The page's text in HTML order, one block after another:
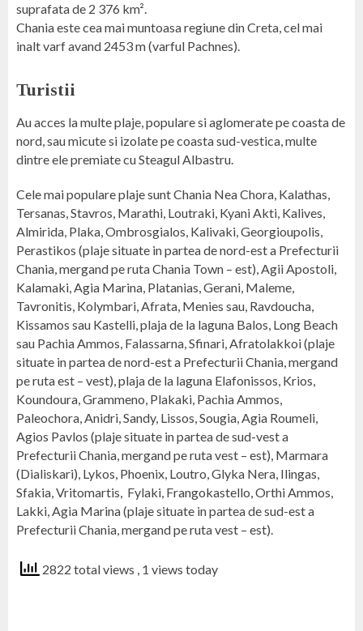
suprafata de 2 376 km².
Chania este cea mai muntoasa regiune din Creta, cel mai
inalt varf avand 2453 m (varful Pachnes).
Turistii
Au acces la multe plaje, populare si aglomerate pe coasta de
nord, sau micute si izolate pe coasta sud-vestica, multe
dintre ele premiate cu Steagul Albastru.
Cele mai populare plaje sunt Chania Nea Chora, Kalathas,
Tersanas, Stavros, Marathi, Loutraki, Kyani Akti, Kalives,
Almirida, Plaka, Ombrosgialos, Kalivaki, Georgioupolis,
Perastikos (plaje situate in partea de nord-est a Prefecturii
Chania, mergand pe ruta Chania Town – est), Agii Apostoli,
Kalamaki, Agia Marina, Platanias, Gerani, Maleme,
Tavronitis, Kolymbari, Afrata, Menies sau, Ravdoucha,
Kissamos sau Kastelli, plaja de la laguna Balos, Long Beach
sau Pachia Ammos, Falassarna, Sfinari, Afratolakkoi (plaje
situate in partea de nord-est a Prefecturii Chania, mergand
pe ruta est – vest), plaja de la laguna Elafonissos, Krios,
Koundoura, Grammeno, Plakaki, Pachia Ammos,
Paleochora, Anidri, Sandy, Lissos, Sougia, Agia Roumeli,
Agios Pavlos (plaje situate in partea de sud-vest a
Prefecturii Chania, mergand pe ruta vest – est), Marmara
(Dialiskari), Lykos, Phoenix, Loutro, Glyka Nera, Ilingas,
Sfakia, Vritomartis, Fylaki, Frangokastello, Orthi Ammos,
Lakki, Agia Marina (plaje situate in partea de sud-est a
Prefecturii Chania, mergand pe ruta vest – est).
2822 total views , 1 views today